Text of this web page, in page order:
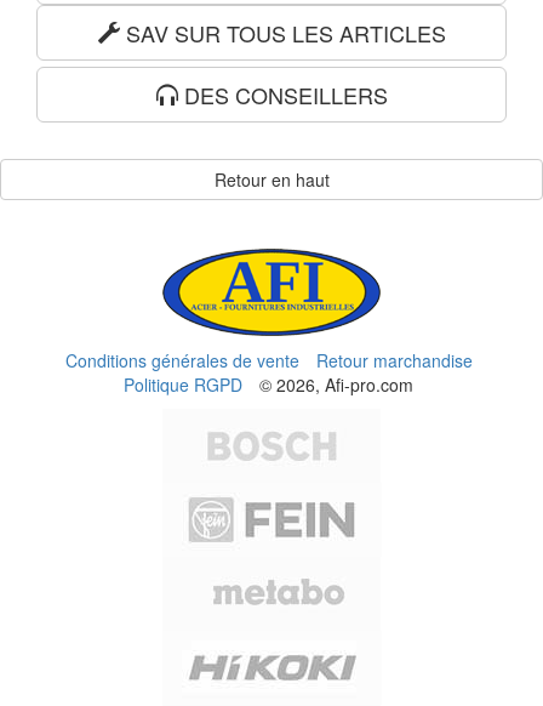
SAV SUR TOUS LES ARTICLES
DES CONSEILLERS
Retour en haut
Conditions générales de vente
Retour marchandise
Politique RGPD
© 2026, Afi-pro.com